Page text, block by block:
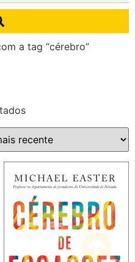
a tag “cérebro”